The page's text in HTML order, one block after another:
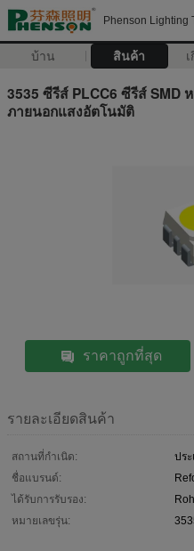
Phenson Lighting
บ้าน สินค้า
3535 ซีรีส์ PLCC6 ซีรีส์ SMD
ภายนอกแสงอัตโนมัติ
ราคาถูกที่สุด
รายละเอียดสินค้า
สถานที่กำเนิด:
ปร
ชื่อแบรนด์:
ได้รับการรับรอง:
หมายเลขรุ่น: